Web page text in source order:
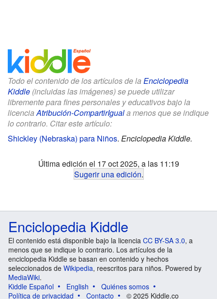
Todo el contenido de los artículos de la Enciclopedia
Kiddle (incluidas las imágenes) se puede utilizar
libremente para fines personales y educativos bajo la
licenciaAtribución-CompartirIguala menos que se indique
lo contrario. Citar este artículo:
Shickley (Nebraska) para Niños. Enciclopedia Kiddle.
Última edición el 17 oct 2025, a las 11:19
Sugerir una edición.
Enciclopedia Kiddle
El contenido está disponible bajo la licencia CC BY-SA 3.0, a
menos que se indique lo contrario. Los artículos de la
enciclopedia Kiddle se basan en contenido y hechos
seleccionados de Wikipedia, reescritos para niños. Powered by
MediaWiki.
Kiddle Español
English
Quiénes somos
Política de privacidad
Contacto © 2025 Kiddle.co